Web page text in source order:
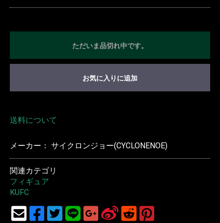
ただいま品切れ中です。
お気に入りに追加
送料について
メーカー： サイクロンジョー(CYCLONENOE)
関連カテゴリ
フィギュア
KUFC